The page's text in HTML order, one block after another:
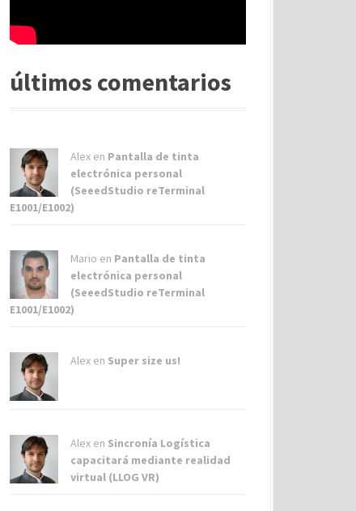
últimos comentarios
Alex en Pantalla de tinta
electrónica personal
(SeeedStudio reTerminal
E1001/E1002)
Mario en Pantalla de tinta
electrónica personal
(SeeedStudio reTerminal
E1001/E1002)
Alex en Super size us!
Alex en Sincronía Logística
capacitará mediante realidad
virtual (LLOG VR)